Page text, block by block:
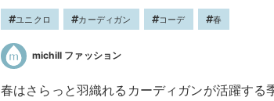
ユニクロ カーディガン コーデ 春
michill ファッション
春はさらっと羽織れるカーディガンが活躍する